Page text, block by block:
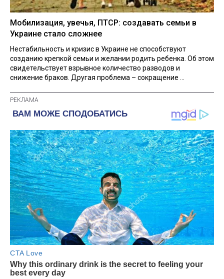
Мобилизация, увечья, ПТСР: создавать семьи в
Украине стало сложнее
Нестабильность и кризис в Украине не способствуют
созданию крепкой семьи и желании родить ребенка. Об этом
свидетельствует взрывное количество разводов и
снижение браков. Другая проблема – сокращение ...